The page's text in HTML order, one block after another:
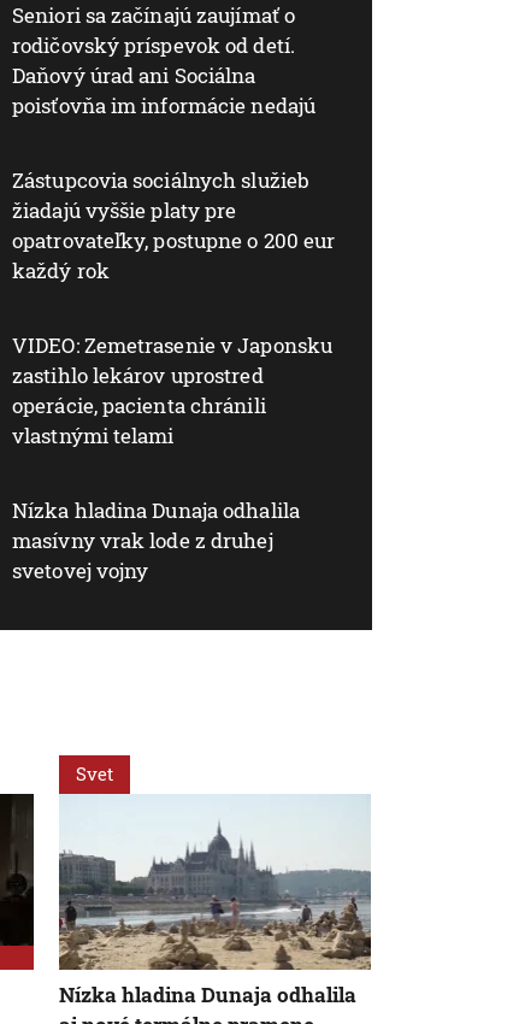
Seniori sa začínajú zaujímať o
rodičovský príspevok od detí.
Daňový úrad ani Sociálna
poisťovňa im informácie nedajú
Zástupcovia sociálnych služieb
žiadajú vyššie platy pre
opatrovateľky, postupne o 200 eur
každý rok
VIDEO: Zemetrasenie v Japonsku
zastihlo lekárov uprostred
operácie, pacienta chránili
vlastnými telami
Nízka hladina Dunaja odhalila
masívny vrak lode z druhej
svetovej vojny
Svet
Nízka hladina Dunaja odhalila